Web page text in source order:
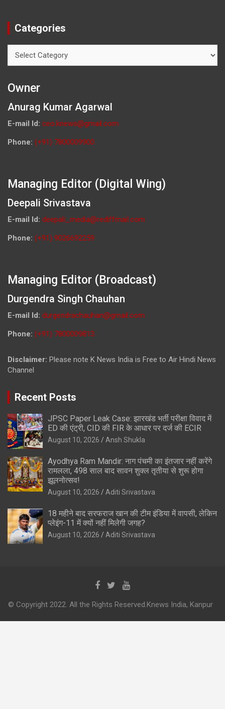
Categories
Owner
Anurag Kumar Agarwal
E-mail Id: ceo.knews@gmail.com
Phone: (+91) 7800009900
Managing Editor (Digital Wing)
Deepali Srivastava
E-mail Id: deepali_media@rediffmail.com
Phone: (+91) 9026692259
Managing Editor (Broadcast)
Durgendra Singh Chauhan
E-mail Id: durgendrachauhan@gmail.com
Phone: (+91) 7800009813
Disclaimer: Please note K News India is Free to Air Hindi News
Channel
Recent Posts
JPSC Paper Leak Case: झारखंड भर्ती परीक्षा विवाद में
ED की एंट्री, CID की FIR के आधार पर दर्ज की ECIR
August 10, 2026 Ansh Shukla
Ayodhya Ram Mandir: नाग पंचमी का इंतजार नहीं करेंगे
रामलला, 498 साल बाद सावन शुक्ल तृतीया से शुरू होगा
झूलनोत्सव!
August 10, 2026 Aditi Srivastava
18 महीने बाद सरफराज खान की टीम इंडिया में वापसी, लेकिन
प्लेइंग-11 में क्यों नहीं मिलेगी जगह?
August 10, 2026 Aditi Srivastava
© Copyright 2022. All the Rights Reserved.Knews India, Kanpur